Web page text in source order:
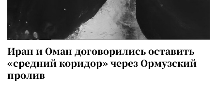
Иран и Оман договорились оставить
«средний коридор» через Ормузский
пролив